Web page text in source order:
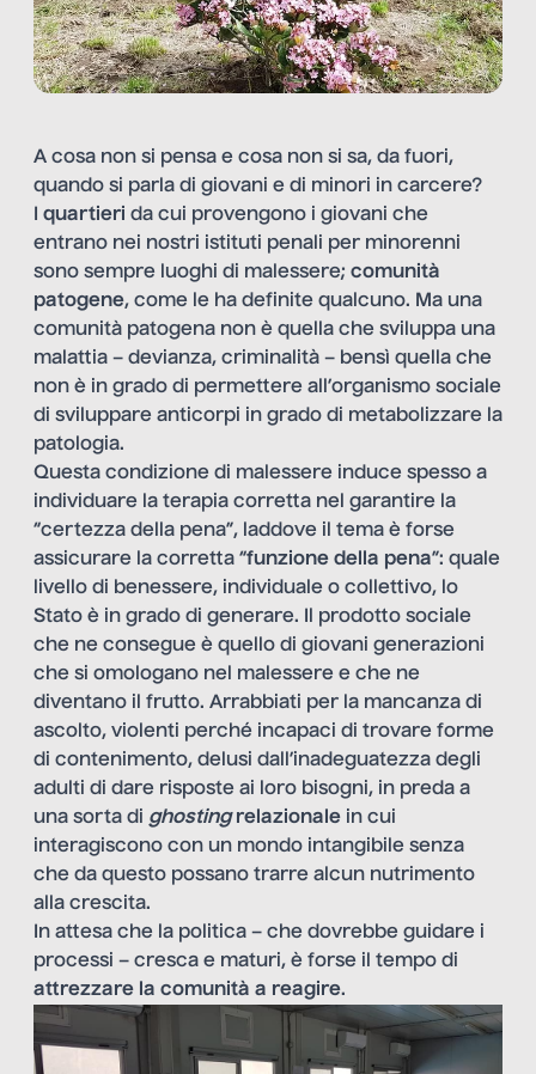
A cosa non si pensa e cosa non si sa, da fuori,
quando si parla di giovani e di minori in carcere?
quartieri da cui provengono i giovani che
entrano nei nostri istituti penali per minorenni
sono sempre luoghi di malessere; comunità
patogene, come le ha definite qualcuno. Ma una
comunità patogena non è quella che sviluppa una
malattia – devianza, criminalità – bensì quella che
non è in grado di permettere all’organismo sociale
di sviluppare anticorpi in grado di metabolizzare la
patologia.
Questa condizione di malessere induce spesso a
individuare la terapia corretta nel garantire la
“certezza della pena”, laddove il tema è forse
assicurare la corretta “funzione della pena”: quale
livello di benessere, individuale o collettivo, lo
Stato è in grado di generare. Il prodotto sociale
che ne consegue è quello di giovani generazioni
che si omologano nel malessere e che ne
diventano il frutto. Arrabbiati per la mancanza di
ascolto, violenti perché incapaci di trovare forme
di contenimento, delusi dall’inadeguatezza degli
adulti di dare risposte ai loro bisogni, in preda a
una sorta di ghosting relazionale in cui
interagiscono con un mondo intangibile senza
che da questo possano trarre alcun nutrimento
alla crescita.
In attesa che la politica – che dovrebbe guidare i
processi – cresca e maturi, è forse il tempo di
attrezzare la comunità a reagire.